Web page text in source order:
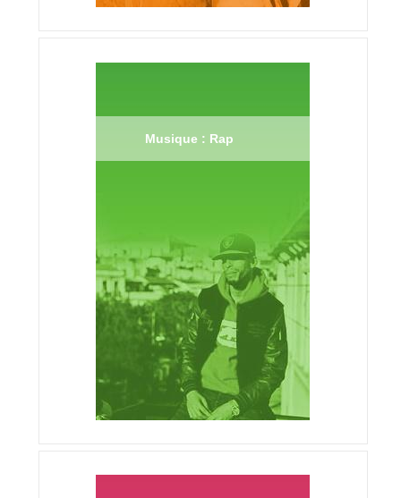
Musique : Rap